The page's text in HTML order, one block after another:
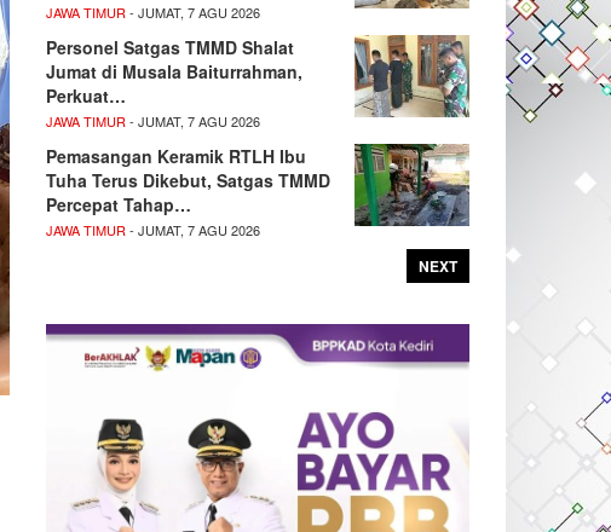
JAWA TIMUR - JUMAT, 7 AGU 2026
Personel Satgas TMMD Shalat
Jumat di Musala Baiturrahman,
Perkuat…
JAWA TIMUR - JUMAT, 7 AGU 2026
Pemasangan Keramik RTLH Ibu
Tuha Terus Dikebut, Satgas TMMD
Percepat Tahap…
JAWA TIMUR - JUMAT, 7 AGU 2026
NEXT